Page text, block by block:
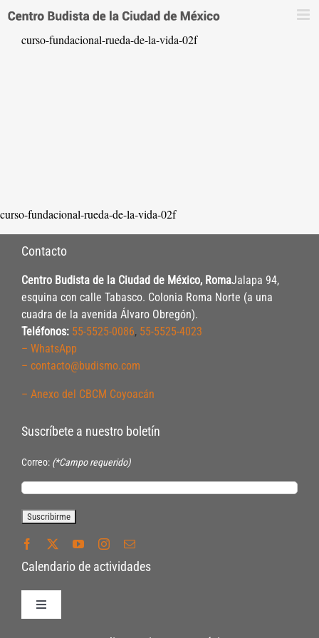
contenidocurso-fundacional-rueda-de-la-vida-02f
curso-fundacional-rueda-de-la-vida-02f
Contacto
Centro Budista de la Ciudad de México, RomaJalapa 94,
esquina con calle Tabasco. Colonia Roma Norte (a una
cuadra de la avenida Álvaro Obregón).
Teléfonos: 55-5525-0086, 55-5525-4023
– WhatsApp
– contacto@budismo.com
– Anexo del CBCM Coyoacán
Suscríbete a nuestro boletín
Correo: (*Campo requerido)
Calendario de actividades
Toggle